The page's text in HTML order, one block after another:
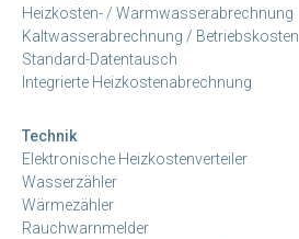
Heizkosten- / Warmwasserabrechnung
Kaltwasserabrechnung / Betriebskosten
Standard-Datentausch
Integrierte Heizkostenabrechnung
Technik
Elektronische Heizkostenverteiler
Wasserzähler
Wärmezähler
Rauchwarnmelder